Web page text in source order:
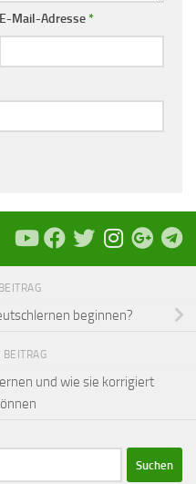
E-Mail-Adresse*
beginnen?
BEITRAG
und wie sie korrigiert